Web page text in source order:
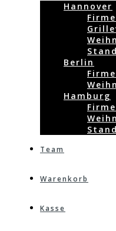
Hannover
Berlin
Hamburg
Team
Warenkorb
Kasse